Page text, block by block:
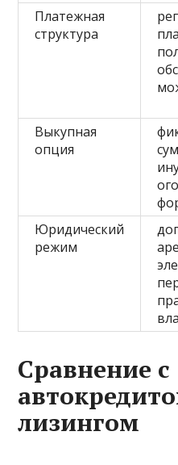
Платежная
структура
Выкупная
опция
Юридический
режим
Сравнение с
лизингом